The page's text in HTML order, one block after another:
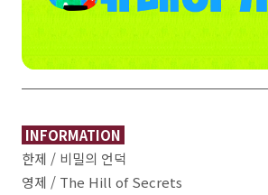
INFORMATION
한제 / 비밀의 언덕
영제 / The Hill of Secrets